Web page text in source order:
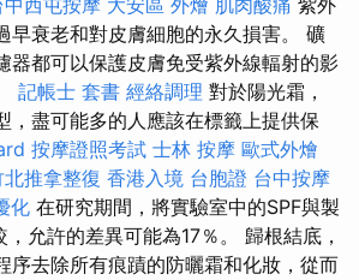
中西屯按摩 大安區 外燴 肌肉酸痛 紫外
早衰老和對皮膚細胞的永久損害。 礦
器都可以保護皮膚免受紫外線輻射的影
記帳士 套書 經絡調理 對於陽光霜，
，盡可能多的人應該在標籤上提供保
按摩證照考試 士林 按摩 歐式外燴
北推拿整復 香港入境 台胞證 台中按摩
化 在研究期間，將實驗室中的SPF與製
允許的差異可能為17％。 歸根結底，
序去除所有痕蹟的防曬霜和化妝，從而